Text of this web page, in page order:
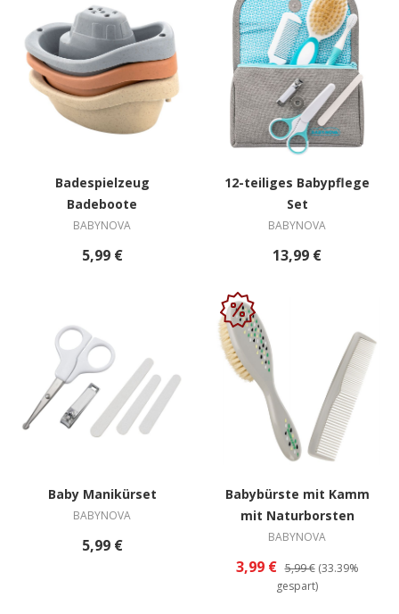
Badespielzeug
Badeboote
BABYNOVA
5,99 €
12-teiliges Babypflege
Set
BABYNOVA
13,99 €
Baby Manikürset
BABYNOVA
5,99 €
Babybürste mit Kamm
mit Naturborsten
BABYNOVA
3,99 € 5,99 € (33.39%
gespart)